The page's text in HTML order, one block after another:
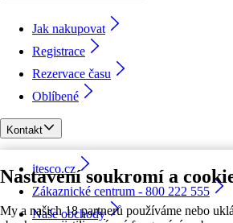
Nastavení soukromí a
My a našich 18 partnerů používáme nebo
Jak nakupovat
Registrace
Rezervace času
Oblíbené
Kontakt
itesco.cz
Zákaznické centrum - 800 222 555
Naše obchody